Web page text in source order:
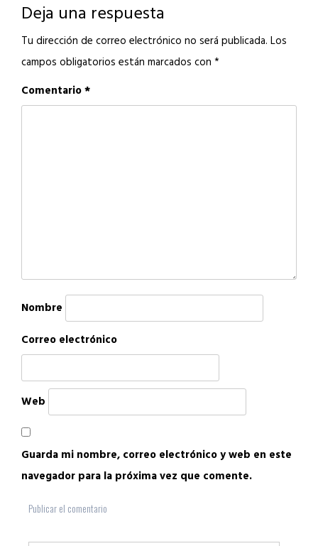
Deja una respuesta
Tu dirección de correo electrónico no será publicada. Los
campos obligatorios están marcados con *
Comentario*
Nombre
Correo electrónico
Web
Guarda mi nombre, correo electrónico y web en este
navegador para la próxima vez que comente.